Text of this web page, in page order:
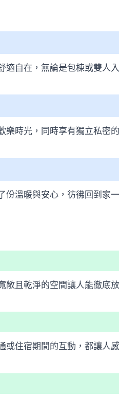
自在，無論是包棟或雙人
時光，同時享有獨立私密的
溫暖與安心，彷彿回到家一
且乾淨的空間讓人能徹底
住宿期間的互動，都讓人